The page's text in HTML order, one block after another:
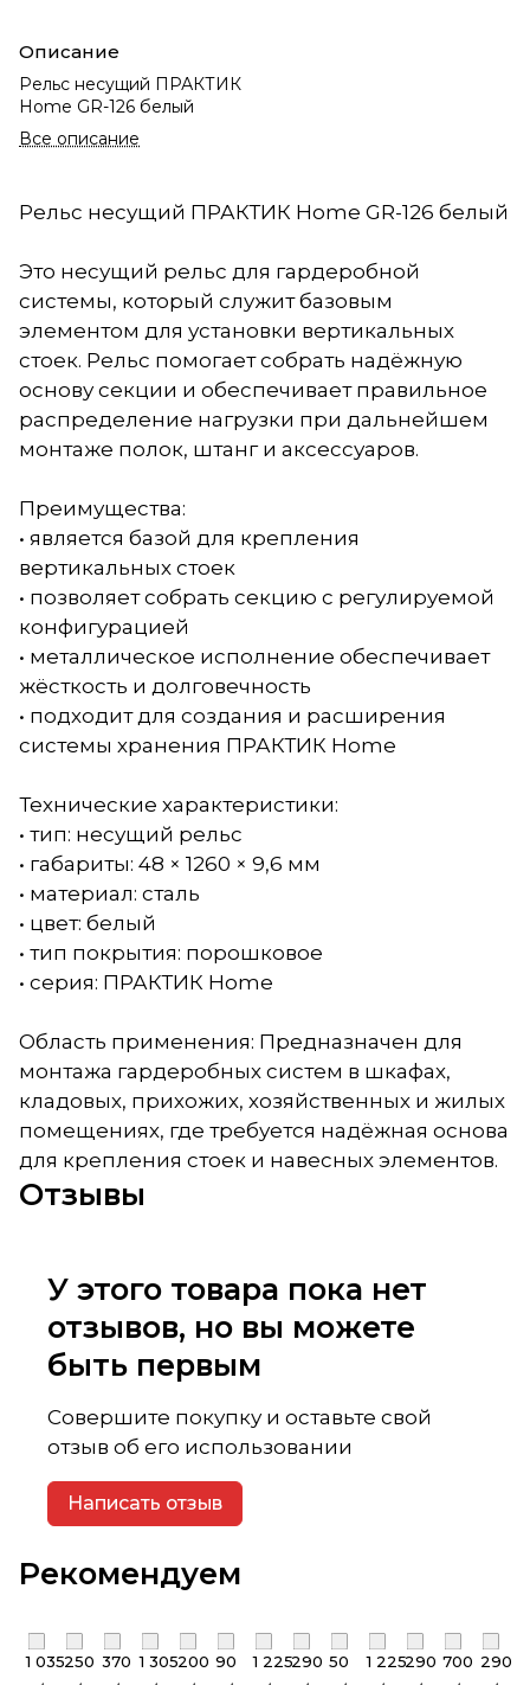
Описание
Рельс несущий ПРАКТИК
Home GR-126 белый
Все описание
Рельс несущий ПРАКТИК Home GR-126 белый
Это несущий рельс для гардеробной
системы, который служит базовым
элементом для установки вертикальных
стоек. Рельс помогает собрать надёжную
основу секции и обеспечивает правильное
распределение нагрузки при дальнейшем
монтаже полок, штанг и аксессуаров.
Преимущества:
• является базой для крепления
вертикальных стоек
• позволяет собрать секцию с регулируемой
конфигурацией
• металлическое исполнение обеспечивает
жёсткость и долговечность
• подходит для создания и расширения
системы хранения ПРАКТИК Home
Технические характеристики:
• тип: несущий рельс
• габариты: 48 × 1260 × 9,6 мм
• материал: сталь
• цвет: белый
• тип покрытия: порошковое
• серия: ПРАКТИК Home
Область применения: Предназначен для
монтажа гардеробных систем в шкафах,
кладовых, прихожих, хозяйственных и жилых
помещениях, где требуется надёжная основа
для крепления стоек и навесных элементов.
Отзывы
У этого товара пока нет
отзывов, но вы можете
быть первым
Совершите покупку и оставьте свой
отзыв об его использовании
Написать отзыв
Рекомендуем
1 035250 370 1 305200 90
1 225290 50
1 225290 700 290